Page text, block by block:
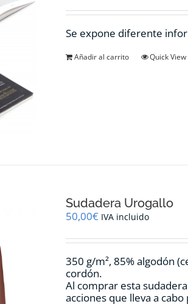
Se expone diferente
Añadir al carrito Quick View
Sudadera Urogallo
50,00€ IVA incluido
350 g/m², 85% algodón
cordón.
Al comprar esta
acciones que lleva a